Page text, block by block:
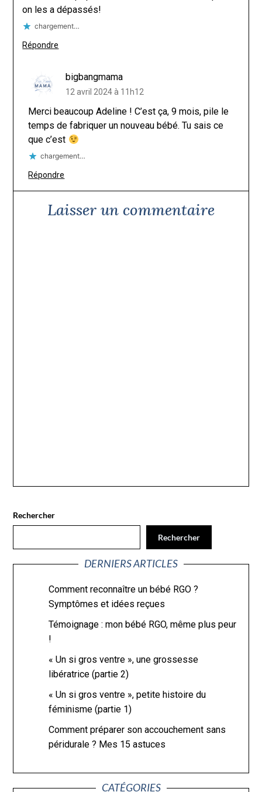
on les a dépassés!
chargement…
Répondre
bigbangmama
12 avril 2024 à 11h12
Merci beaucoup Adeline ! C’est ça, 9 mois, pile le
temps de fabriquer un nouveau bébé. Tu sais ce
que c’est
chargement…
Répondre
Laisser un commentaire
Rechercher
Rechercher
DERNIERS ARTICLES
Comment reconnaître un bébé RGO ?
Symptômes et idées reçues
Témoignage : mon bébé RGO, même plus peur
!
« Un si gros ventre », une grossesse
libératrice (partie 2)
« Un si gros ventre », petite histoire du
féminisme (partie 1)
Comment préparer son accouchement sans
péridurale ? Mes 15 astuces
CATÉGORIES